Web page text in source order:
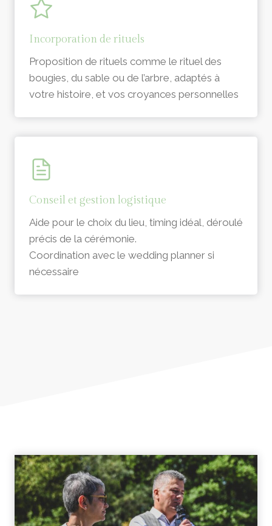
Incorporation de rituels
Proposition de rituels comme le rituel des
bougies, du sable ou de l’arbre, adaptés à
votre histoire, et vos croyances personnelles
Conseil et gestion logistique
Aide pour le choix du lieu, timing idéal, déroulé
précis de la cérémonie.
Coordination avec le wedding planner si
nécessaire